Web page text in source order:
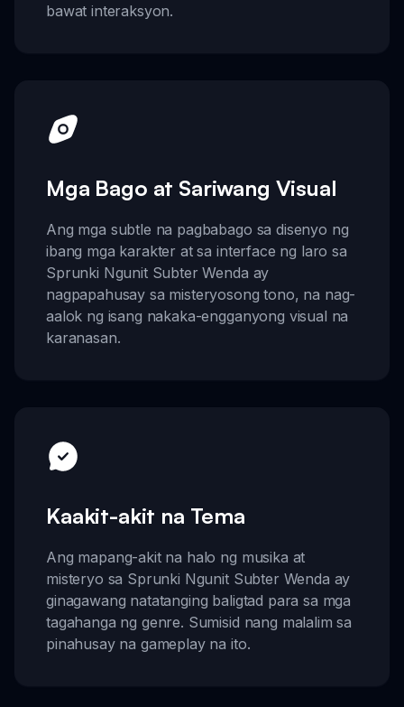
bawat interaksyon.
Mga Bago at Sariwang Visual
Ang mga subtle na pagbabago sa disenyo ng
ibang mga karakter at sa interface ng laro sa
Sprunki Ngunit Subter Wenda ay
nagpapahusay sa misteryosong tono, na nag-
aalok ng isang nakaka-engganyong visual na
karanasan.
Kaakit-akit na Tema
Ang mapang-akit na halo ng musika at
misteryo sa Sprunki Ngunit Subter Wenda ay
ginagawang natatanging baligtad para sa mga
tagahanga ng genre. Sumisid nang malalim sa
pinahusay na gameplay na ito.